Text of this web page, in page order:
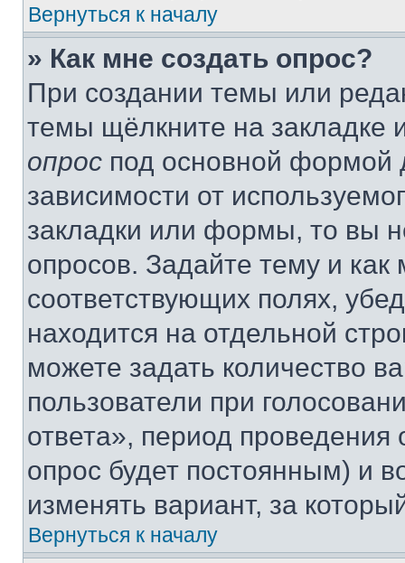
Вернуться к началу
» Как мне создать опрос?
При создании темы или
темы щёлкните на
опрос под основной формой
зависимости от
закладки или формы, то вы
опросов. Задайте тему и
соответствующих полях,
находится на отдельной
можете задать количество
пользователи при
ответа», период проведения
опрос будет постоянным) и
изменять вариант, за
Вернуться к началу